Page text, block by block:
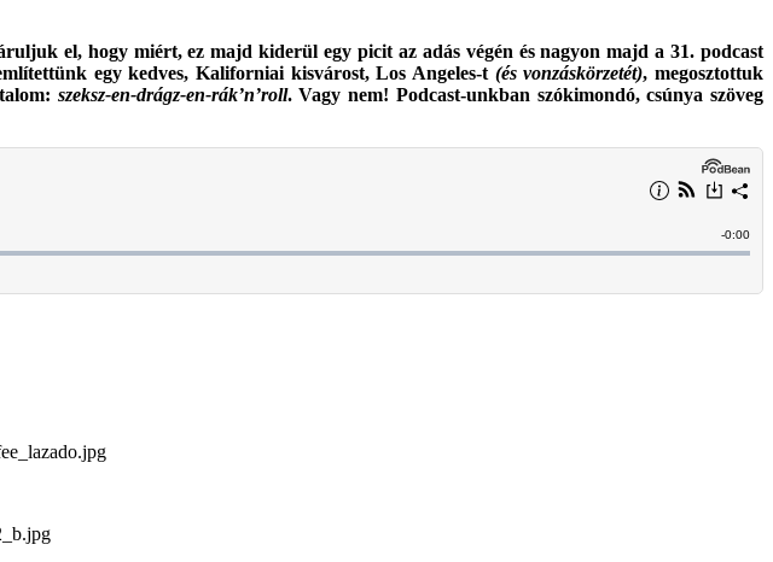
el, hogy miért, ez majd kiderül egy picit az adás végén és nagyon majd a 31. podcast
egy kedves, Kaliforniai kisvárost, Los Angeles-t (és vonzáskörzetét), megosztottuk
szeksz-en-drágz-en-rák’n’roll. Vagy nem! Podcast-unkban szókimondó, csúnya szöveg